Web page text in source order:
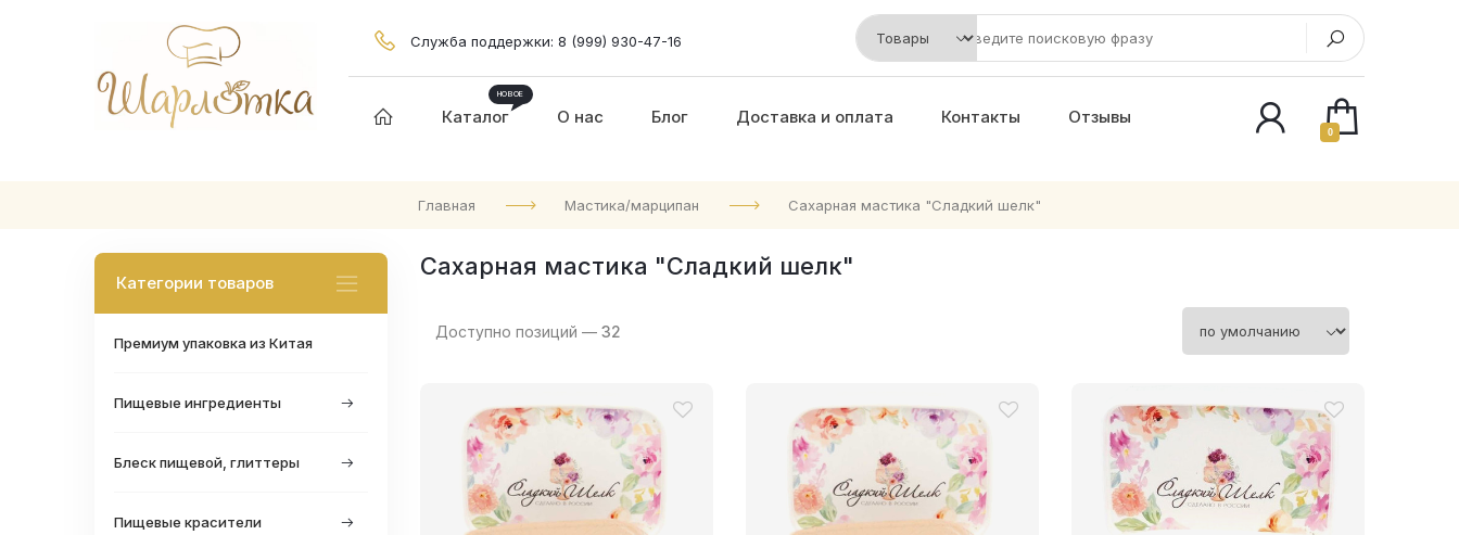
Служба поддержки: 8 (999) 930-47-16
Каталог О нас Блог Доставка и оплата Контакты Отзывы
0
Главная Мастика/марципан Сахарная мастика "Сладкий шелк"
Категории товаров
Премиум упаковка из Китая
Пищевые ингредиенты
Блеск пищевой, глиттеры
Пищевые красители
Сахарная мастика "Сладкий шелк"
Доступно позиций — 32